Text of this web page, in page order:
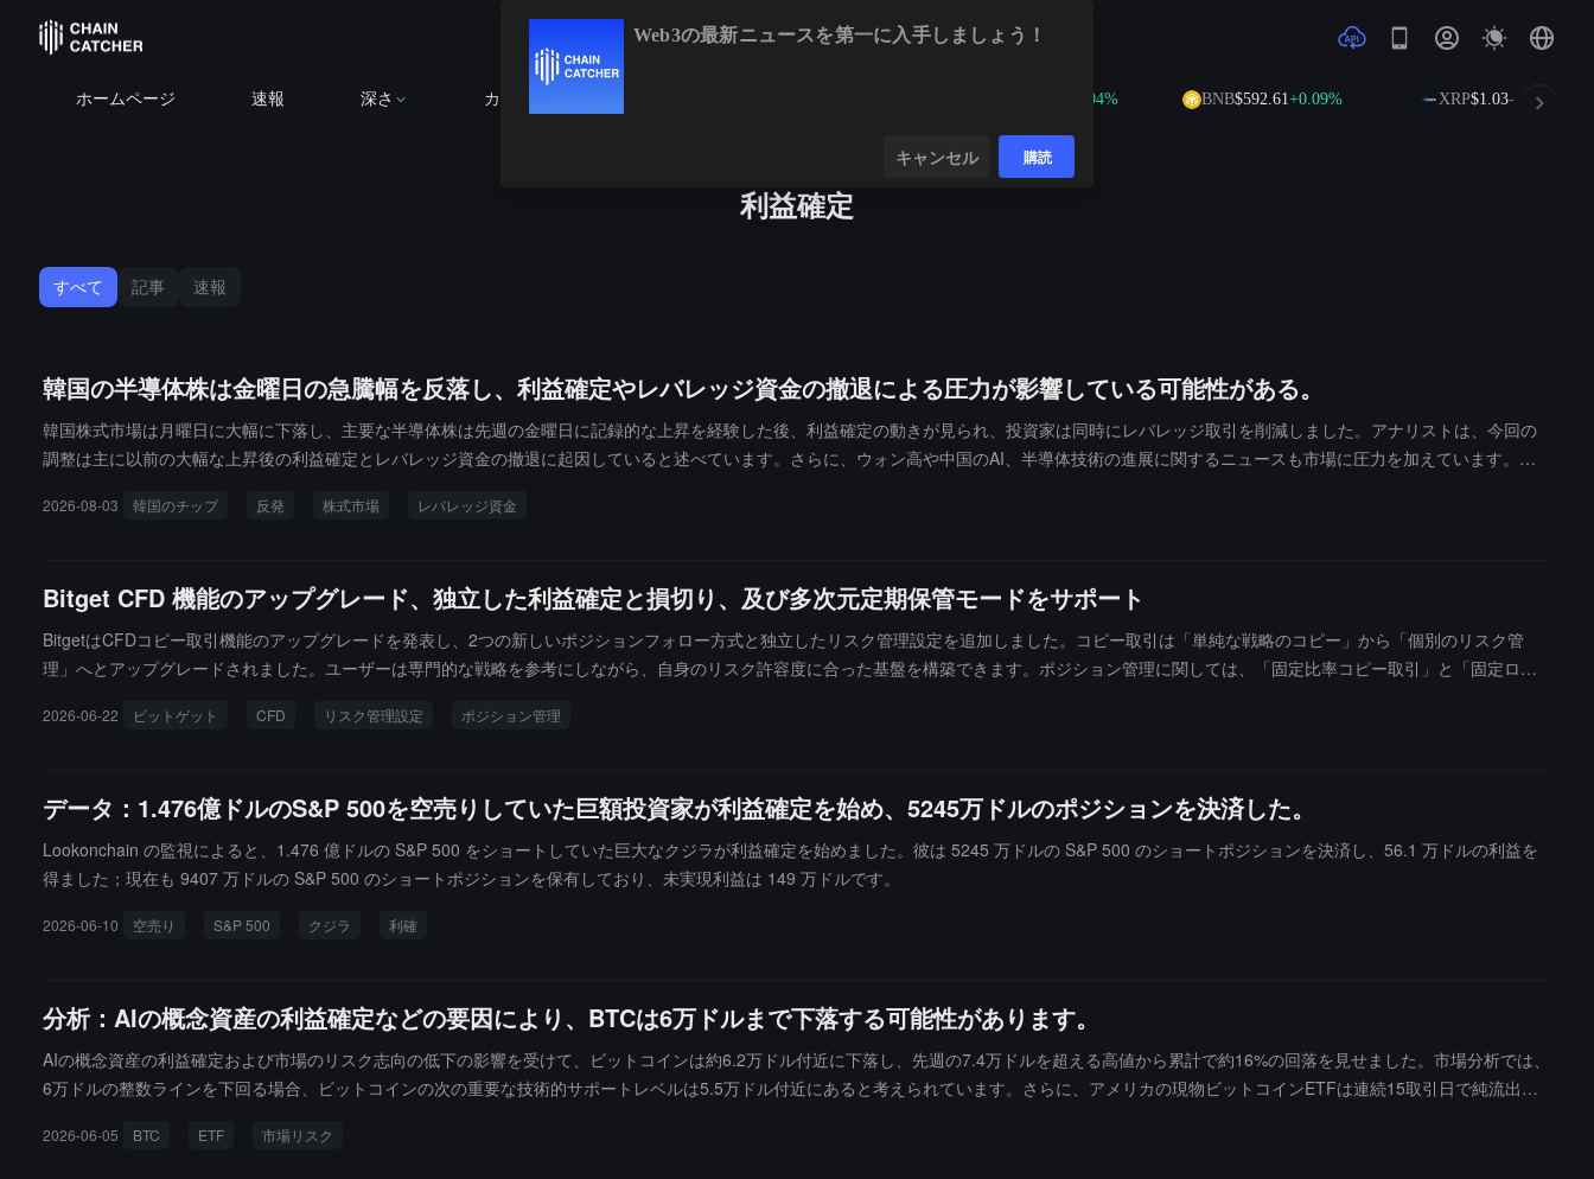
ホームページ 速報 深さ カレンダー BNB$592.61+0.09% XRP$1.03-1.00%
利益確定
すべて 記事 速報
韓国の半導体株は金曜日の急騰幅を反落し、利益確定やレバレッジ資金の撤退による圧力が影響している可能性がある。
韓国株式市場は月曜日に大幅に下落し、主要な半導体株は先週の金曜日に記録的な上昇を経験した後、利益確定の動きが見られ、投資家は同時にレバレッジ取引を削減しました。アナリストは、今回の
調整は主に以前の大幅な上昇後の利益確定とレバレッジ資金の撤退に起因していると述べています。さらに、ウォン高や中国のAI、半導体技術の進展に関するニュースも市場に圧力を加えています。デ
早朝、世界の投資家は売りに転じ、外資の韓国株式市場への売り規模は1兆ウォン（約6.98億ドル）を超えました。
2026-08-03 韓国のチップ 反発 株式市場 レバレッジ資金
Bitget CFD 機能のアップグレード、独立した利益確定と損切り、及び多次元定期保管モードをサポート
BitgetはCFDコピー取引機能のアップグレードを発表し、2つの新しいポジションフォロー方式と独立したリスク管理設定を追加しました。コピー取引は「単純な戦略のコピー」から「個別のリスク管
理」へとアップグレードされました。ユーザーは専門的な戦略を参考にしながら、自身のリスク許容度に合った基盤を構築できます。ポジション管理に関しては、「固定比率コピー取引」と「固定ロッ
ロットモードでは、ユーザーは各取引の固定開設量（例：0.01ロット）を自分で設定できます。リスク管理に関しては、今回のアップグレードで独立した利益確定と損切り設定が新たに追加されまし
2026-06-22 ビットゲット CFD リスク管理設定 ポジション管理
データ：1.476億ドルのS&P 500を空売りしていた巨額投資家が利益確定を始め、5245万ドルのポジションを決済した。
Lookonchain の監視によると、1.476 億ドルの S&P 500 をショートしていた巨大なクジラが利益確定を始めました。彼は 5245 万ドルの S&P 500 のショートポジションを決済し、56.1 万ドルの利益を
得ました；現在も 9407 万ドルの S&P 500 のショートポジションを保有しており、未実現利益は 149 万ドルです。
2026-06-10 空売り S&P 500 クジラ 利確
分析：AIの概念資産の利益確定などの要因により、BTCは6万ドルまで下落する可能性があります。
AIの概念資産の利益確定および市場のリスク志向の低下の影響を受けて、ビットコインは約6.2万ドル付近に下落し、先週の7.4万ドルを超える高値から累計で約16%の回落を見せました。市場分析では、
6万ドルの整数ラインを下回る場合、ビットコインの次の重要な技術的サポートレベルは5.5万ドル付近にあると考えられています。さらに、アメリカの現物ビットコインETFは連続15取引日で純流出を
2026-06-05 BTC ETF 市場リスク
Web3の最新ニュースを第一に入手しましょう！
キャンセル 購読